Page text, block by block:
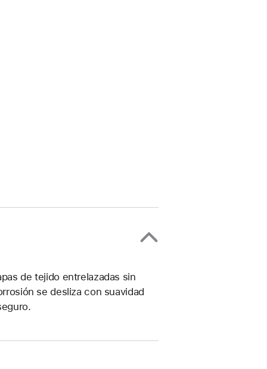
de tejido entrelazadas sin
se desliza con suavidad